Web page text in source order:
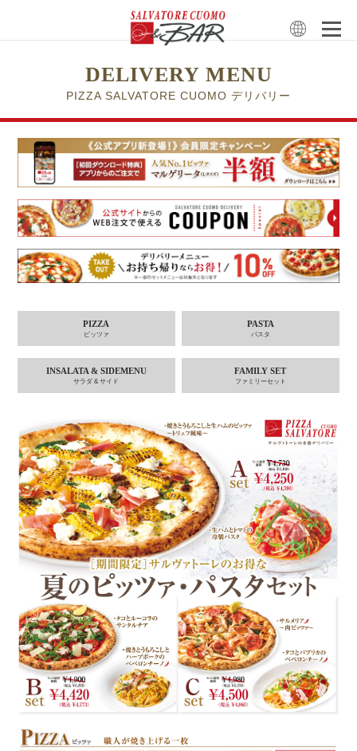
DELIVERY MENU
PIZZA SALVATORE CUOMO デリバリー
PIZZA
ピッツァ
PASTA
パスタ
INSALATA & SIDEMENU
サラダ & サイド
FAMILY SET
ファミリーセット